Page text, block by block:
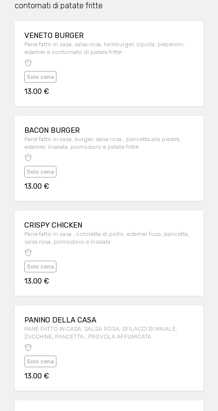
contornati di patate fritte
VENETO BURGER
Pane fatto in casa, salsa rosa, hamburger, cipolla, peperoni,
edamer e contornato di patate fritte
Solo cena
13.00 €
BACON BURGER
Pane fatto in casa, burger, salsa rosa , pancetta alla piastra,
edamer, insalata, pomodoro e patate fritte
Solo cena
13.00 €
CRISPY CHICKEN
Pane fatto in casa , cotoletta di pollo, edamer fuso, pancetta,
salsa rosa, pomodoro e insalata
Solo cena
13.00 €
PANINO DELLA CASA
PANE FATTO IN CASA, SALSA ROSA, SFILACCI DI MAIALE,
ZUCCHINE, PANCETTA , PROVOLA AFFUMICATA
Solo cena
13.00 €